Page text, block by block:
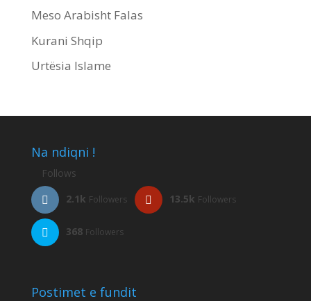
Meso Arabisht Falas
Kurani Shqip
Urtësia Islame
Na ndiqni !
Follows
2.1k Followers 13.5k Followers
368 Followers
Postimet e fundit